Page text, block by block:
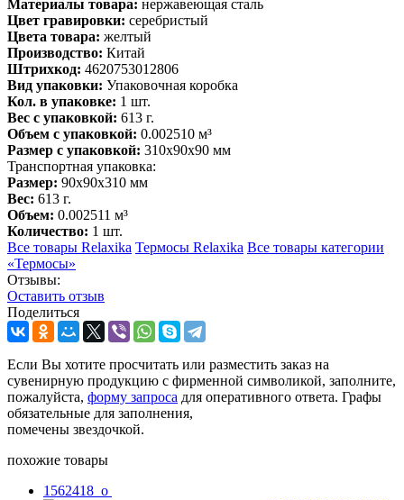
Материалы товара: нержавеющая cталь
Цвет гравировки: серебристый
Цвета товара: желтый
Производство: Китай
Штрихкод: 4620753012806
Вид упаковки: Упаковочная коробка
Кол. в упаковке: 1 шт.
Вес с упаковкой: 613 г.
Объем с упаковкой: 0.002510 м³
Размер с упаковкой: 310x90x90 мм
Транспортная упаковка:
Размер: 90x90x310 мм
Вес: 613 г.
Объем: 0.002511 м³
Количество: 1 шт.
Все товары Relaxika Термосы Relaxika Все товары категории
«Термосы»
Отзывы:
Оcтавить отзыв
Поделиться
Если Вы хотите просчитать или разместить заказ на
сувенирную продукцию с фирменной символикой, заполните,
пожалуйста, форму запроса для оперативного ответа. Графы
обязательные для заполнения,
помечены звездочкой.
похожие товары
1562418_o